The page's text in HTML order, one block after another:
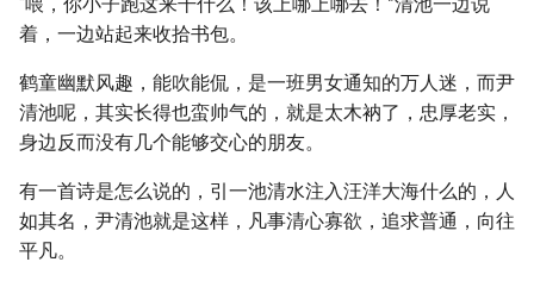
着，一边站起来收拾书包。
鹤童幽默风趣，能吹能侃，是一班男女通知的万人迷，而尹
清池呢，其实长得也蛮帅气的，就是太木衲了，忠厚老实，
身边反而没有几个能够交心的朋友。
有一首诗是怎么说的，引一池清水注入汪洋大海什么的，人
如其名，尹清池就是这样，凡事清心寡欲，追求普通，向往
平凡。